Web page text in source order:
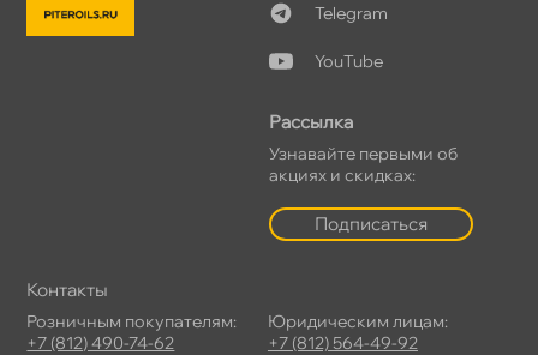
Telegram
YouTube
Рассылка
Узнавайте первыми о
акциях и скидках:
Подписаться
Контакты
Розничным покупателям:
+7 (812) 490-74-62
Юридическим лицам:
+7 (812) 564-49-92